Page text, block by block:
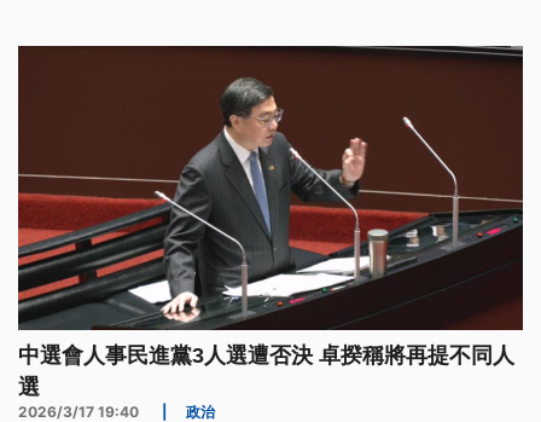
中選會人事民進黨3人選遭否決 卓揆稱將再提不同人
選
2026/3/17 19:40 政治